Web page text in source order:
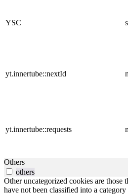
YSC
yt.innertube::nextId
yt.innertube::requests
Others
others
Other uncategorized cookies are those
have not been classified into a category